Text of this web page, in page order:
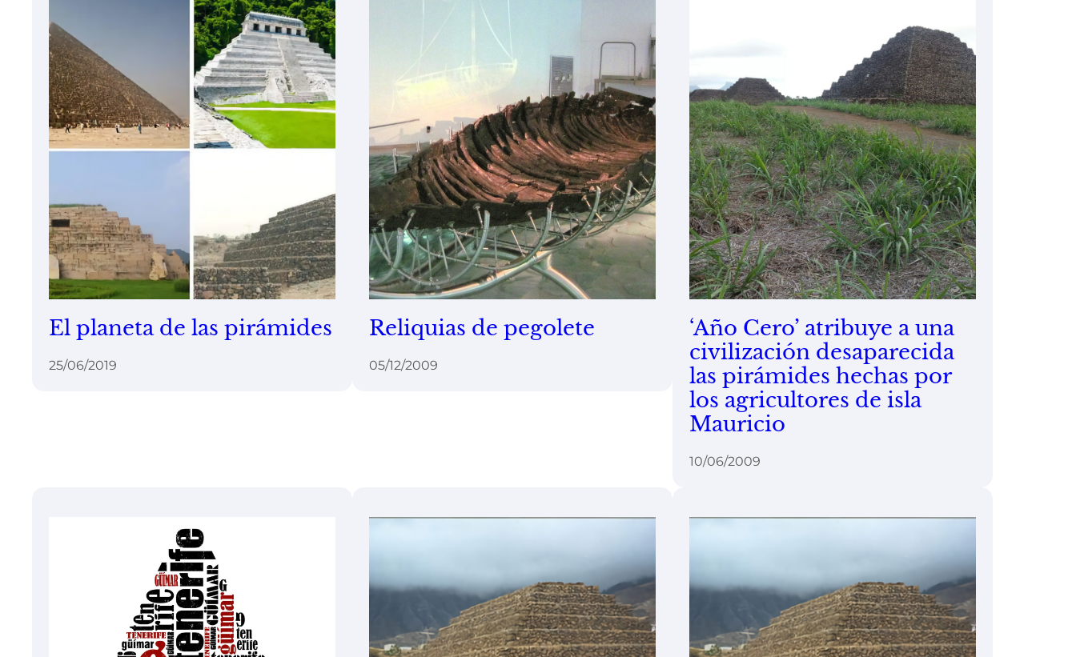
El planeta de las pirámides
25/06/2019
Reliquias de pegolete
05/12/2009
‘Año Cero’ atribuye a una
civilización desaparecida
las pirámides hechas por
los agricultores de isla
Mauricio
10/06/2009